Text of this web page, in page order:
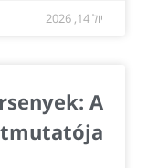
יול 14, 2026
A